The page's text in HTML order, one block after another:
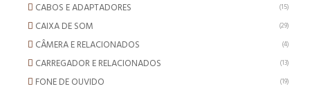
CABOS E ADAPTADORES (15)
CAIXA DE SOM (29)
CÂMERA E RELACIONADOS (4)
CARREGADOR E RELACIONADOS (13)
FONE DE OUVIDO (19)